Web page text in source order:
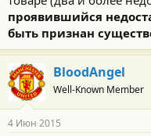
проявившийся
быть признан
BloodAngel
Well-Known Member
4 Июн 2015